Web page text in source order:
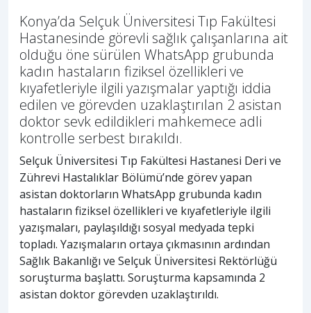
Konya’da Selçuk Üniversitesi Tıp Fakültesi
Hastanesinde görevli sağlık çalışanlarına ait
olduğu öne sürülen WhatsApp grubunda
kadın hastaların fiziksel özellikleri ve
kıyafetleriyle ilgili yazışmalar yaptığı iddia
edilen ve görevden uzaklaştırılan 2 asistan
doktor sevk edildikleri mahkemece adli
kontrolle serbest bırakıldı.
Selçuk Üniversitesi Tıp Fakültesi Hastanesi Deri ve
Zührevi Hastalıklar Bölümü’nde görev yapan
asistan doktorların WhatsApp grubunda kadın
hastaların fiziksel özellikleri ve kıyafetleriyle ilgili
yazışmaları, paylaşıldığı sosyal medyada tepki
topladı. Yazışmaların ortaya çıkmasının ardından
Sağlık Bakanlığı ve Selçuk Üniversitesi Rektörlüğü
soruşturma başlattı. Soruşturma kapsamında 2
asistan doktor görevden uzaklaştırıldı.